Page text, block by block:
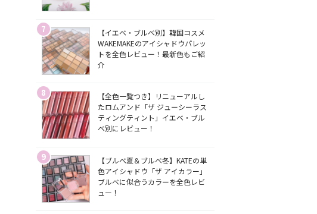
7
【イエベ・ブルベ別】韓国コスメ
WAKEMAKEのアイシャドウパレッ
トを全色レビュー！最新色もご紹
介
8
【全色一覧つき】リニューアルし
たロムアンド「ザ ジューシーラス
ティングティント」イエベ・ブル
ベ別にレビュー！
9
【ブルベ夏＆ブルベ冬】KATEの単
色アイシャドウ「ザ アイカラー」
ブルベに似合うカラーを全色レビ
ュー！